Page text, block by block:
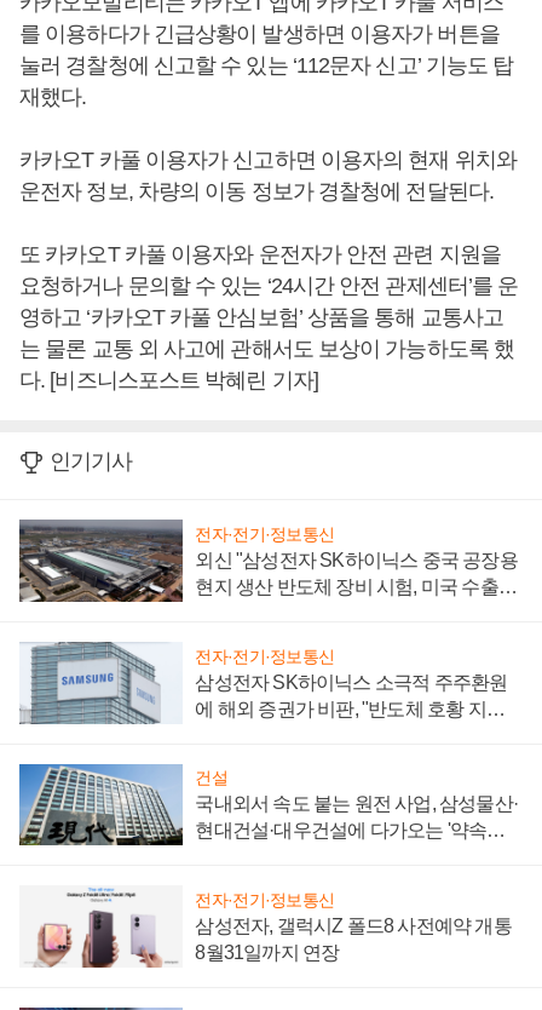
를 이용하다가 긴급상황이 발생하면 이용자가 버튼을
눌러 경찰청에 신고할 수 있는 ‘112문자 신고’ 기능도 탑
재했다.
카카오T 카풀 이용자가 신고하면 이용자의 현재 위치와
운전자 정보, 차량의 이동 정보가 경찰청에 전달된다.
또 카카오T 카풀 이용자와 운전자가 안전 관련 지원을
요청하거나 문의할 수 있는 ‘24시간 안전 관제센터’를 운
영하고 ‘카카오T 카풀 안심보험’ 상품을 통해 교통사고
는 물론 교통 외 사고에 관해서도 보상이 가능하도록 했
다. [비즈니스포스트 박혜린 기자]
인기기사
전자·전기·정보통신
외신 "삼성전자 SK하이닉스 중국 공장용
현지 생산 반도체 장비 시험, 미국 수출통
전자·전기·정보통신
삼성전자 SK하이닉스 소극적 주주환원
에 해외 증권가 비판, "반도체 호황 지속
건설
국내외서 속도 붙는 원전 사업, 삼성물산·
현대건설·대우건설에 다가오는 '약속의
전자·전기·정보통신
삼성전자, 갤럭시Z 폴드8 사전예약 개통
8월31일까지 연장